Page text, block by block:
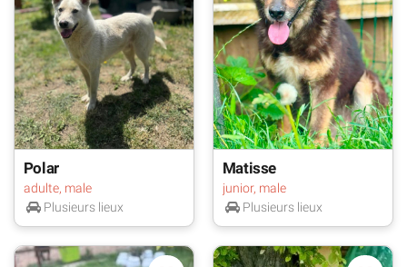
Polar
adulte, male
Plusieurs lieux
Matisse
junior, male
Plusieurs lieux